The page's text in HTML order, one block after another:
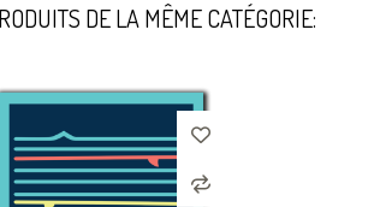
DE LA MÊME CATÉGORIE: